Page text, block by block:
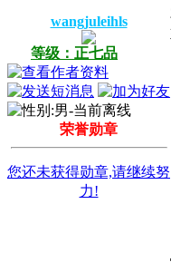
wangjuleihls
等级：正七品
荣誉勋章
您还未获得勋章,请继续努
力!